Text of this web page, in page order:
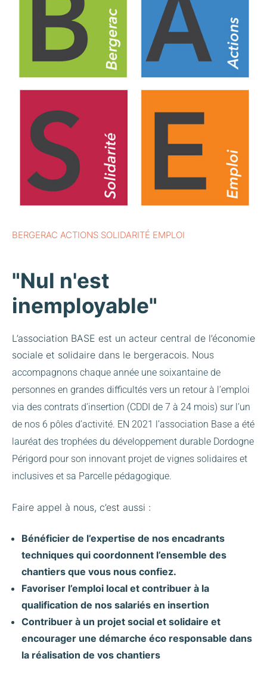
BERGERAC ACTIONS SOLIDARITÉ EMPLOI
"Nul n'est
inemployable"
L’association BASE est un acteur central de l’économie
sociale et solidaire dans le bergeracois. Nous
accompagnons chaque année une soixantaine de
personnes en grandes difficultés vers un retour à l’emploi
via des contrats d’insertion (CDDI de 7 à 24 mois) sur l’un
de nos 6 pôles d’activité. EN 2021 l’association Base a été
lauréat des trophées du développement durable Dordogne
Périgord pour son innovant projet de vignes solidaires et
inclusives et sa Parcelle pédagogique.
Faire appel à nous, c’est aussi :
Bénéficier de l’expertise de nos encadrants
techniques qui coordonnent l’ensemble des
chantiers que vous nous confiez.
Favoriser l’emploi local et contribuer à la
qualification de nos salariés en insertion
Contribuer à un projet social et solidaire et
encourager une démarche éco responsable dans
la réalisation de vos chantiers